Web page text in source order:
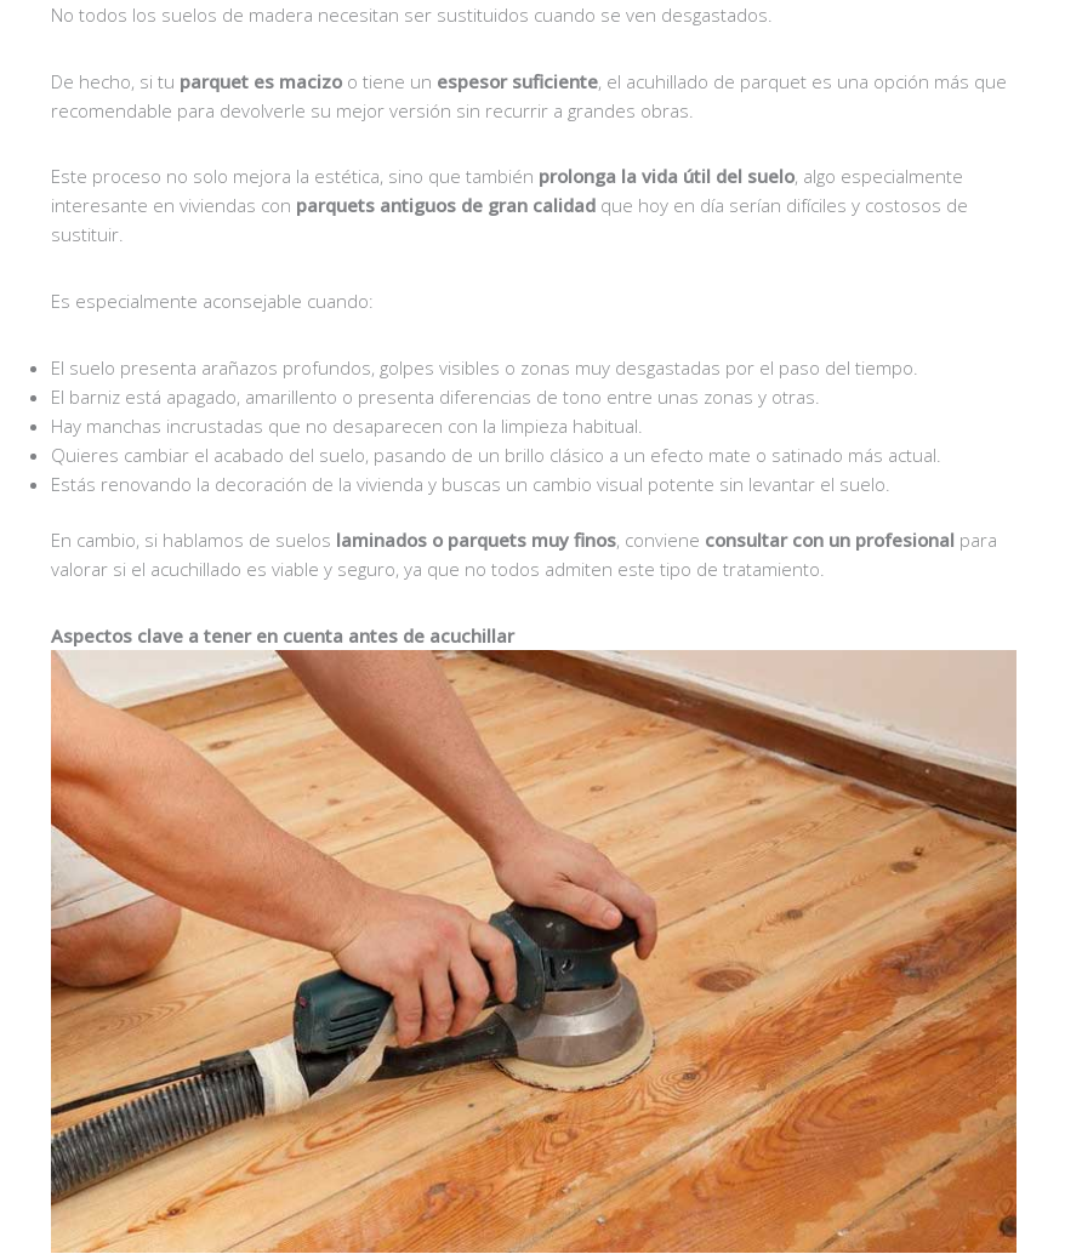
No todos los suelos de madera necesitan ser sustituidos cuando se ven desgastados.
De hecho, si tu parquet es macizo o tiene un espesor suficiente, el acuhillado de parquet es una opción más que
recomendable para devolverle su mejor versión sin recurrir a grandes obras.
Este proceso no solo mejora la estética, sino que también prolonga la vida útil del suelo, algo especialmente
interesante en viviendas con parquets antiguos de gran calidad que hoy en día serían difíciles y costosos de
sustituir.
Es especialmente aconsejable cuando:
El suelo presenta arañazos profundos, golpes visibles o zonas muy desgastadas por el paso del tiempo.
El barniz está apagado, amarillento o presenta diferencias de tono entre unas zonas y otras.
Hay manchas incrustadas que no desaparecen con la limpieza habitual.
Quieres cambiar el acabado del suelo, pasando de un brillo clásico a un efecto mate o satinado más actual.
Estás renovando la decoración de la vivienda y buscas un cambio visual potente sin levantar el suelo.
En cambio, si hablamos de suelos laminados o parquets muy finos, conviene consultar con un profesional para
valorar si el acuchillado es viable y seguro, ya que no todos admiten este tipo de tratamiento.
Aspectos clave a tener en cuenta antes de acuchillar